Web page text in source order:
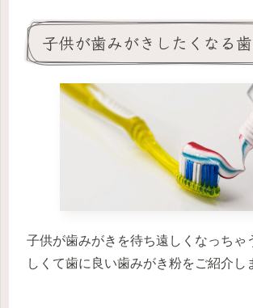
子供が歯みがきしたくなる
子供が歯みがきを待ち遠しくなっちゃ
しくて歯に良い歯みがき粉をご紹介し